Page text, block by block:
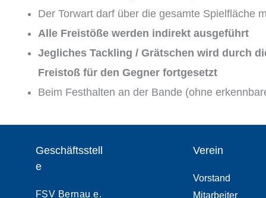
Der Torwart darf über die gesamte Spielfläche
Alle Freistöße werden indirekt ausgeführt
Jegliches Tackling / Grätschen wird durch
Freistoß für den Gegner fortgesetzt
Beim Festhalten an der Bande (ohne
Geschäftsstell
e
FSV Bernau e.
Verein
Vorstand
Mitarbeiter